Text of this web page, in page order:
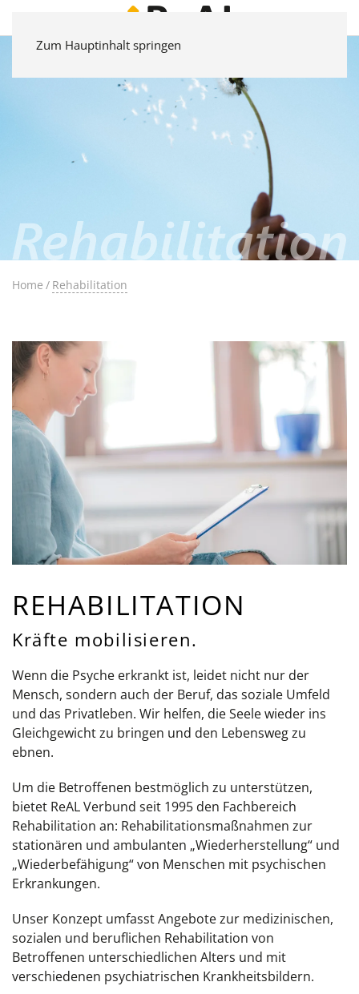
Zum Hauptinhalt springen
Home Rehabilitation
REHABILITATION
Kräfte mobilisieren.
Wenn die Psyche erkrankt ist, leidet nicht nur der
Mensch, sondern auch der Beruf, das soziale Umfeld
und das Privatleben. Wir helfen, die Seele wieder ins
Gleichgewicht zu bringen und den Lebensweg zu
ebnen.
Um die Betroffenen bestmöglich zu unterstützen,
bietet ReAL Verbund seit 1995 den Fachbereich
Rehabilitation an: Rehabilitationsmaßnahmen zur
stationären und ambulanten „Wiederherstellung“ und
„Wiederbefähigung“ von Menschen mit psychischen
Erkrankungen.
Unser Konzept umfasst Angebote zur medizinischen,
sozialen und beruflichen Rehabilitation von
Betroffenen unterschiedlichen Alters und mit
verschiedenen psychiatrischen Krankheitsbildern.